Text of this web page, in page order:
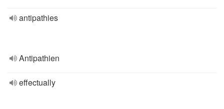
antipathies
Antipathien
effectually